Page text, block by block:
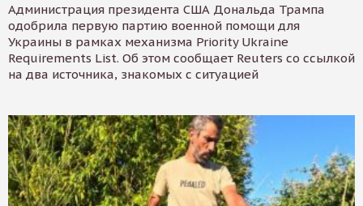
Администрация президента США Дональда Трампа
одобрила первую партию военной помощи для
Украины в рамках механизма Priority Ukraine
Requirements List. Об этом сообщает Reuters со ссылкой
на два источника, знакомых с ситуацией